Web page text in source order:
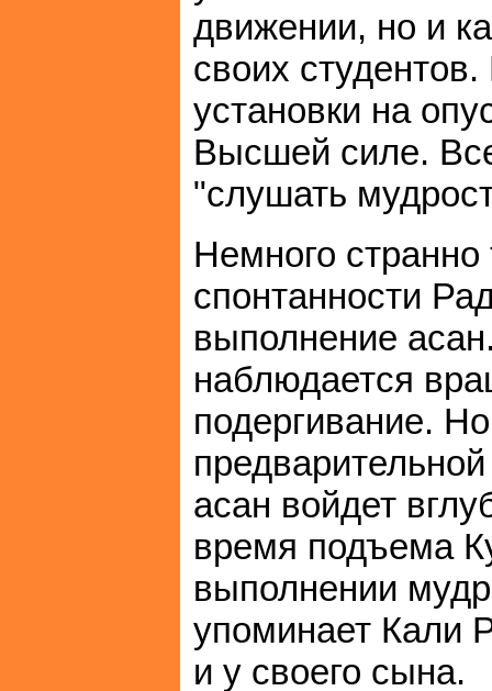
движении, но и
своих
установки на
Высшей силе.
"слушать
Немного
спонтанности
выполнение
наблюдается
подергивание.
асан войдет
время подъема
выполнении
упоминает Кали
и у своего сына.